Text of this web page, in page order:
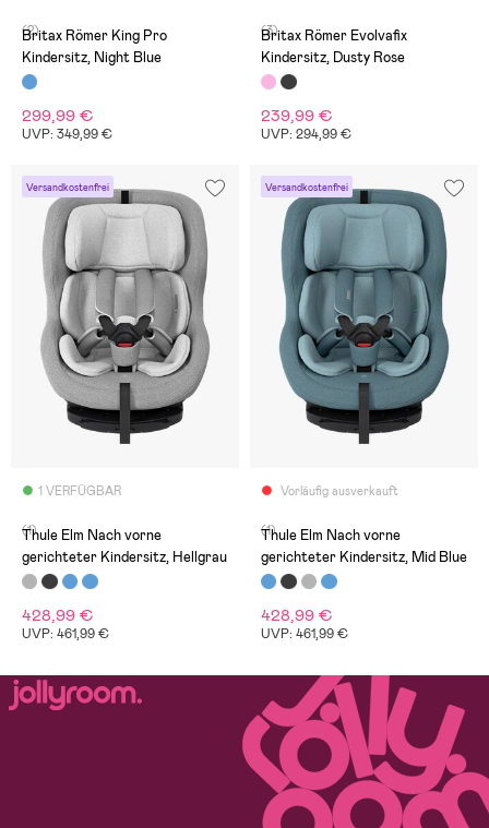
(2)
Britax Römer King Pro
Kindersitz, Night Blue
299,99 €
UVP: 349,99 €
(3)
Britax Römer Evolvafix
Kindersitz, Dusty Rose
239,99 €
UVP: 294,99 €
Versandkostenfrei
1 VERFÜGBAR
(1)
Thule Elm Nach vorne
gerichteter Kindersitz, Hellgrau
428,99 €
UVP: 461,99 €
Versandkostenfrei
Vorläufig ausverkauft
(1)
Thule Elm Nach vorne
gerichteter Kindersitz, Mid Blue
428,99 €
UVP: 461,99 €